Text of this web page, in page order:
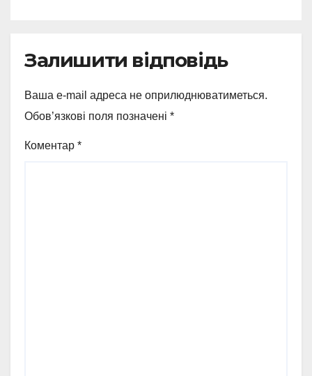
Залишити відповідь
Ваша e-mail адреса не оприлюднюватиметься.
Обов’язкові поля позначені *
Коментар *